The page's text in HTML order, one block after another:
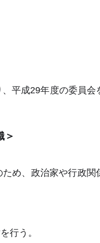
平成29年度の委員会
＞
め、政治家や行政関
行う。